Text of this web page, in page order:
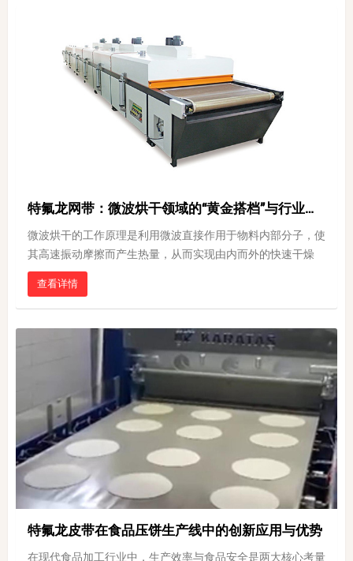
特氟龙网带：微波烘干领域的“黄金搭档”与行业应用解析
微波烘干的工作原理是利用微波直接作用于物料内部分子，使
其高速振动摩擦而产生热量，从而实现由内而外的快速干燥
查看详情
特氟龙皮带在食品压饼生产线中的创新应用与优势
在现代食品加工行业中，生产效率与食品安全是两大核心考量